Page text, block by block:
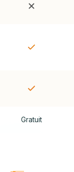
Gratuit